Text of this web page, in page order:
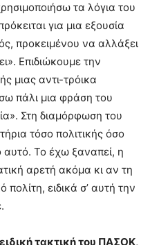
τα λόγια του
για μια εξουσία
προκειμένου να αλλάξει
Επιδιώκουμε την
μιας αντι-τρόικα
πάλι μια φράση του
Στη διαμόρφωση του
τόσο πολιτικής όσο
αυτό. Το έχω ξαναπεί, η
αρετή ακόμα κι αν τη
ειδικά σ’ αυτή την
τακτική του ΠΑΣΟΚ,